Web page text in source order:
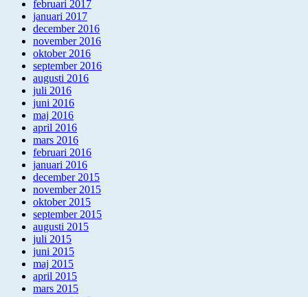
februari 2017
januari 2017
december 2016
november 2016
oktober 2016
september 2016
augusti 2016
juli 2016
juni 2016
maj 2016
april 2016
mars 2016
februari 2016
januari 2016
december 2015
november 2015
oktober 2015
september 2015
augusti 2015
juli 2015
juni 2015
maj 2015
april 2015
mars 2015